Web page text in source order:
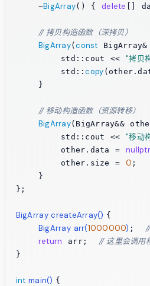
    ~
BigArray() { delete []
// 拷贝构造函数（深拷贝）
BigArray(const
        std::cout <<
"拷贝
        std::
copy
    }
// 移动构造函数（资源转移）
BigArray(BigArray&&
        std::cout <<
"移动
        other.data =
nullptr
        other.size =
0 ;
    }
};
BigArray createArray() {
BigArray arr(1000000) ;
return arr; // 这里会调用
}
int main() {